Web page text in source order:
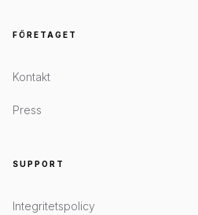
FÖRETAGET
Kontakt
Press
SUPPORT
Integritetspolicy